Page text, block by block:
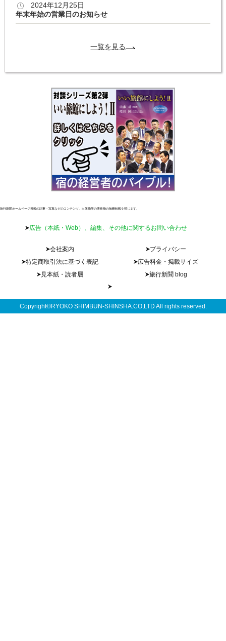
2024年12月25日
年末年始の営業日のお知らせ
一覧を見る
旅行新聞ホームページ掲載の記事・写真などのコンテンツ、出版物等の著作物の無断転載を禁じます。
広告（本紙・Web）、編集、その他に関するお問い合わせ
会社案内
プライバシー
特定商取引法に基づく表記
広告料金・掲載サイズ
見本紙・読者層
旅行新聞 blog
Copyright©RYOKO SHIMBUN-SHINSHA.CO,LTD All rights reserved.